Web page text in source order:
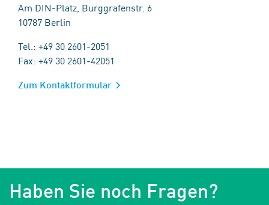
Am DIN-Platz, Burggrafenstr. 6
10787 Berlin
Tel.: +49 30 2601-2051
Fax: +49 30 2601-42051
Zum Kontaktformular
Haben Sie noch Fragen?